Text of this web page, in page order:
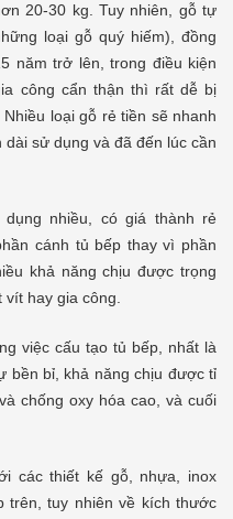
20-30 kg. Tuy nhiên, gỗ tự
loại gỗ quý hiếm), đồng
năm trở lên, trong điều kiện
công cẩn thận thì rất dễ bị
loại gỗ rẻ tiền sẽ nhanh
sử dụng và đã đến lúc cần
nhiều, có giá thành rẻ
cánh tủ bếp thay vì phần
khả năng chịu được trọng
hay gia công.
việc cấu tạo tủ bếp, nhất là
bền bỉ, khả năng chịu được tỉ
chống oxy hóa cao, và cuối
các thiết kế gỗ, nhựa, inox
trên, tuy nhiên về kích thước